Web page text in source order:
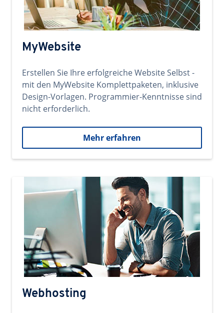
MyWebsite
Erstellen Sie Ihre erfolgreiche Website Selbst -
mit den MyWebsite Komplettpaketen, inklusive
Design-Vorlagen. Programmier-Kenntnisse sind
nicht erforderlich.
Mehr erfahren
Webhosting